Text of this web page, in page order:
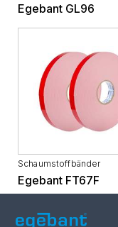
Egebant GL96
Schaumstoffbänder
Egebant FT67F